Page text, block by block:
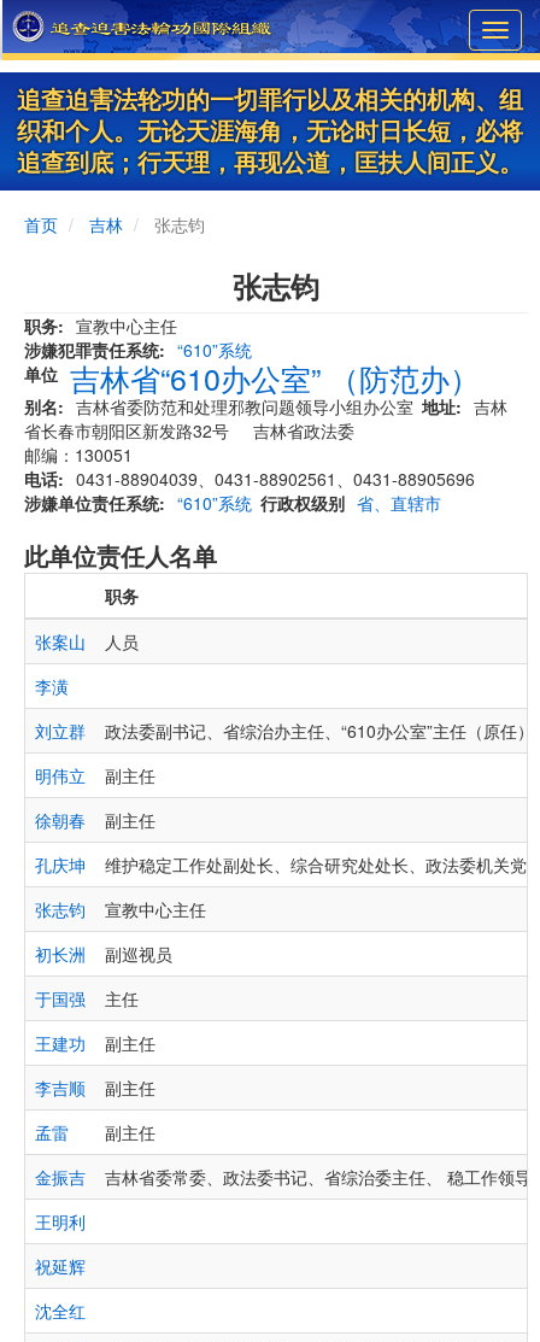
Skip
to
main
content
追查迫害法轮功的一切罪行以及相关的机构、组
织和个人。无论天涯海角，无论时日长短，必将
追查到底；行天理，再现公道，匡扶人间正义。
首页 吉林 张志钧
张志钧
职务
宣教中心主任
涉嫌犯罪责任系统
“610”系统
单位 吉林省“610办公室” （防范办）
别名 吉林省委防范和处理邪教问题领导小组办公室 地址
吉林
省长春市朝阳区新发路32号 吉林省政法委
邮编：130051
电话
0431-88904039、0431-88902561、0431-88905696
涉嫌单位责任系统
“610”系统 行政权级别 省、直辖市
此单位责任人名单
职务
张案山
人员
李潢
刘立群
政法委副书记、省综治办主任、“610办公室”主任（原任）
明伟立
副主任
徐朝春
副主任
孔庆坤
维护稳定工作处副处长、综合研究处处长、政法委机关党
张志钧
宣教中心主任
初长洲
副巡视员
于国强
主任
王建功
副主任
李吉顺
副主任
孟雷
副主任
金振吉
吉林省委常委、政法委书记、省综治委主任、 稳工作领导
王明利
祝延辉
沈全红